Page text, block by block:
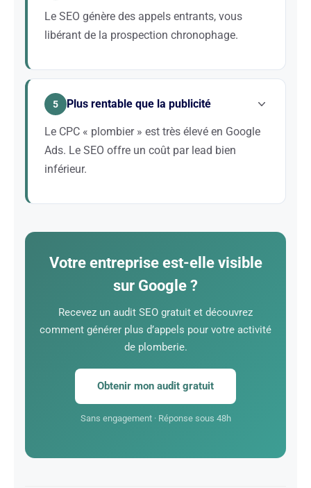
votre e-réputation rassure les prospects et booste
votre taux de conversion.
Le SEO génère des appels entrants, vous
libérant de la prospection chronophage.
En tant que plombier, votre valeur est sur le terrain,
transforme votre site en machine à générer des
vous n’avez plus qu’à intervenir.
5 Plus rentable que la publicité
Le CPC « plombier » est très élevé en Google
Ads. Le SEO offre un coût par lead bien
inférieur.
Les mots-clés liés à la plomberie sont parmi les plus
retour sur investissement bien supérieur à long
Votre entreprise est-elle visible
sur Google ?
Recevez un audit SEO gratuit et découvrez
comment générer plus d’appels pour votre activité
de plomberie.
Obtenir mon audit gratuit
Sans engagement · Réponse sous 48h